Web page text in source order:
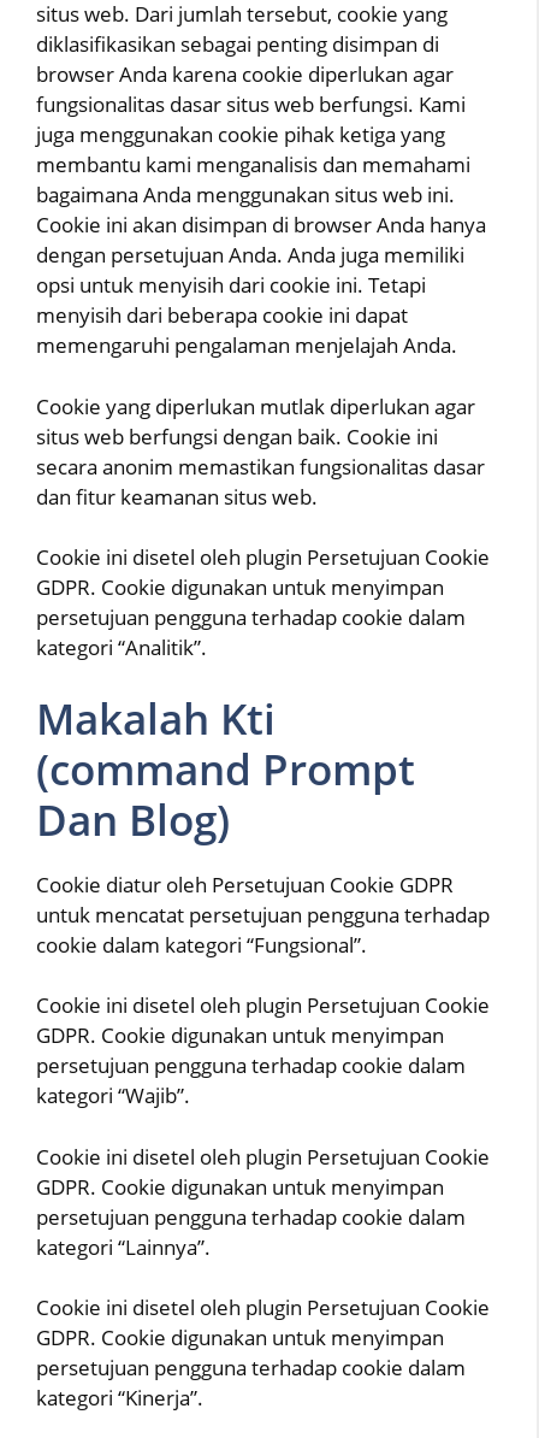
situs web. Dari jumlah tersebut, cookie yang
diklasifikasikan sebagai penting disimpan di
browser Anda karena cookie diperlukan agar
fungsionalitas dasar situs web berfungsi. Kami
juga menggunakan cookie pihak ketiga yang
membantu kami menganalisis dan memahami
bagaimana Anda menggunakan situs web ini.
Cookie ini akan disimpan di browser Anda hanya
dengan persetujuan Anda. Anda juga memiliki
opsi untuk menyisih dari cookie ini. Tetapi
menyisih dari beberapa cookie ini dapat
memengaruhi pengalaman menjelajah Anda.
Cookie yang diperlukan mutlak diperlukan agar
situs web berfungsi dengan baik. Cookie ini
secara anonim memastikan fungsionalitas dasar
dan fitur keamanan situs web.
Cookie ini disetel oleh plugin Persetujuan Cookie
GDPR. Cookie digunakan untuk menyimpan
persetujuan pengguna terhadap cookie dalam
kategori “Analitik”.
Makalah Kti
(command Prompt
Dan Blog)
Cookie diatur oleh Persetujuan Cookie GDPR
untuk mencatat persetujuan pengguna terhadap
cookie dalam kategori “Fungsional”.
Cookie ini disetel oleh plugin Persetujuan Cookie
GDPR. Cookie digunakan untuk menyimpan
persetujuan pengguna terhadap cookie dalam
kategori “Wajib”.
Cookie ini disetel oleh plugin Persetujuan Cookie
GDPR. Cookie digunakan untuk menyimpan
persetujuan pengguna terhadap cookie dalam
kategori “Lainnya”.
Cookie ini disetel oleh plugin Persetujuan Cookie
GDPR. Cookie digunakan untuk menyimpan
persetujuan pengguna terhadap cookie dalam
kategori “Kinerja”.